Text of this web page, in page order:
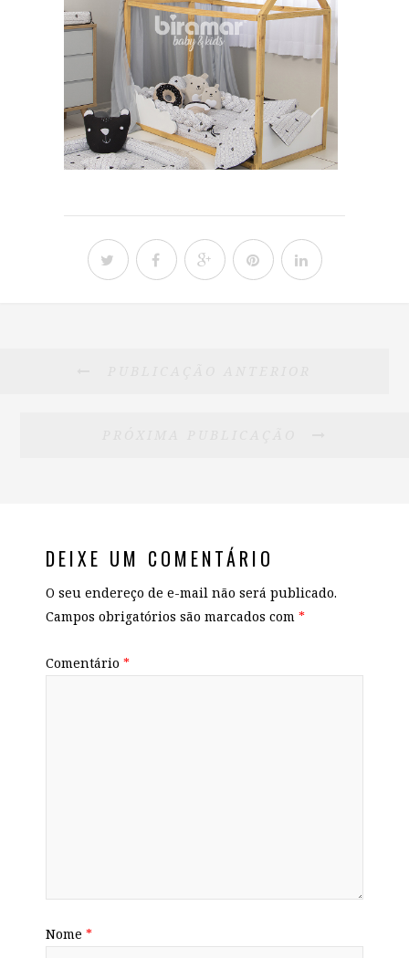
DEIXE UM COMENTÁRIO
O seu endereço de e-mail não será publicado.
Campos obrigatórios são marcados com *
Comentário *
Nome *